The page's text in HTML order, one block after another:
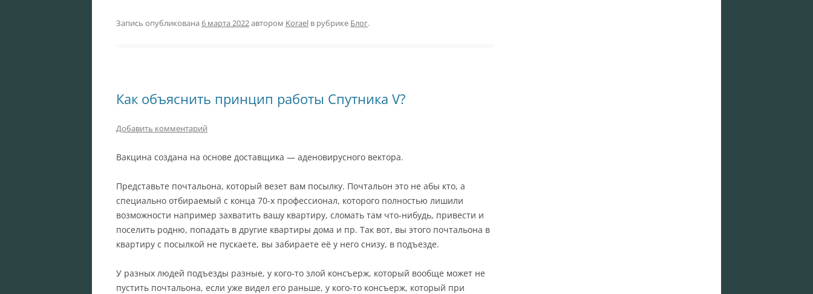
Запись опубликована 6 марта 2022автором Korael в рубрике Блог.
Как объяснить принцип работы Спутника V?
Добавить комментарий
Вакцина создана на основе доставщика — аденовирусного вектора.
Представьте почтальона, который везет вам посылку. Почтальон это не абы кто, а
специально отбираемый с конца 70-х профессионал, которого полностью лишили
возможности например захватить вашу квартиру, сломать там что-нибудь, привести и
поселить родню, попадать в другие квартиры дома и пр. Так вот, вы этого почтальона в
квартиру с посылкой не пускаете, вы забираете её у него снизу, в подъезде.
У разных людей подъезды разные, у кого-то злой консъерж, который вообще может не
пустить почтальона, если уже видел его раньше, у кого-то консъерж, который при